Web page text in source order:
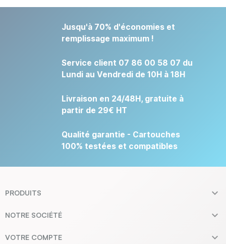
Jusqu'à 70% d'économies et
remplissage maximum !
Service client 07 86 00 58 07 du
Lundi au Vendredi de 10H à 18H
Livraison en 24/48H, gratuite à
partir de 29€ HT
Qualité garantie - Cartouches
100% testées et compatibles
PRODUITS 
NOTRE SOCIÉTÉ 
VOTRE COMPTE 